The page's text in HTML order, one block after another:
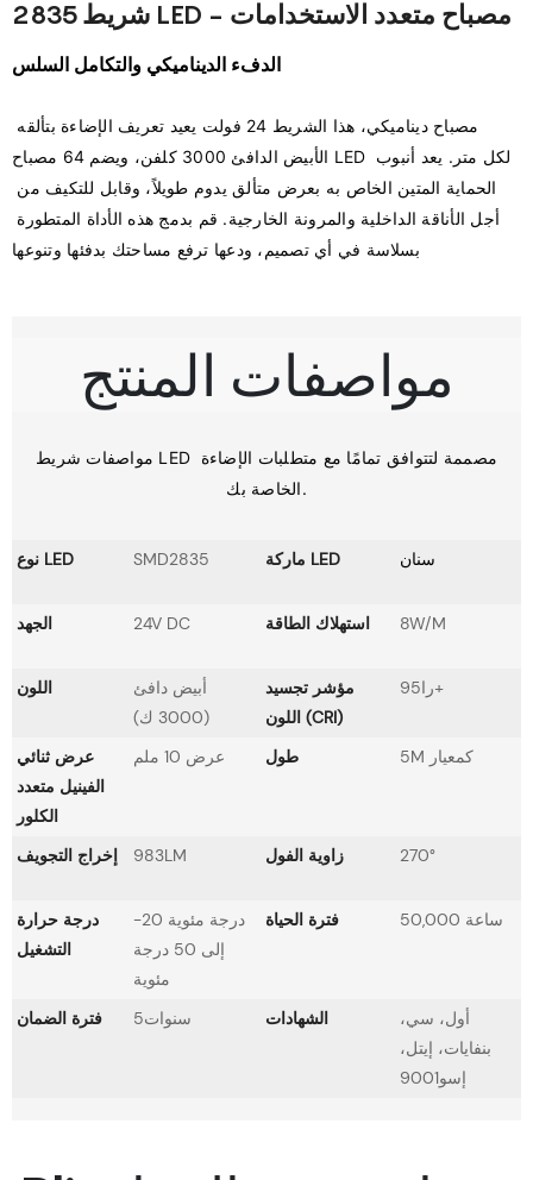
الدفء الديناميكي والتكامل السلس
الأبيض الدافئ 3000 كلفن، ويضم 64 مصباح LED لكل متر. يعد أنبوب
مواصفات المنتج
مواصفات شريط LED مصممة لتتوافق تمامًا مع متطلبات الإضاءة
نوع LED SMD2835 ماركة LED سنان
الجهد 24V DC استهلاك الطاقة 8W/M
أبيض دافئ
(3000 ك)
مؤشر تجسيد
اللون (CRI)
را95+
عرض ثنائي
الفينيل متعدد
الكلور
عرض 10 ملم طول 5M كمعيار
إخراج التجويف 983LM زاوية الفول 270°
درجة حرارة
التشغيل
-20 درجة مئوية
إلى 50 درجة
مئوية
فترة الحياة 50,000 ساعة
فترة الضمان سنوات5 الشهادات
أول، سي،
بنفايات، إيتل،
إسو9001